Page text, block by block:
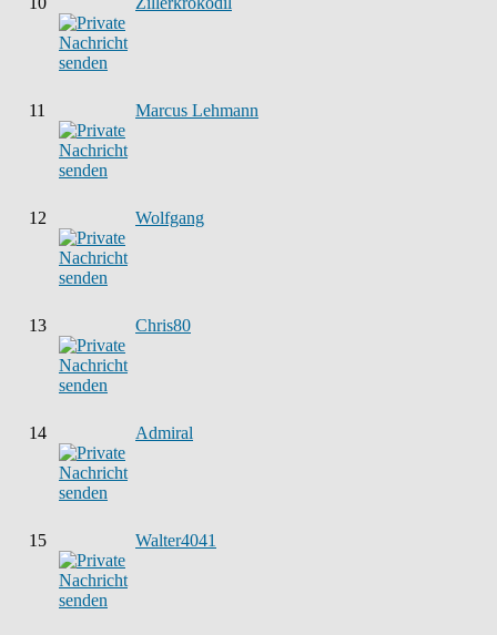
11 Marcus Lehmann
12 Wolfgang
13 Chris80
14 Admiral
15 Walter4041